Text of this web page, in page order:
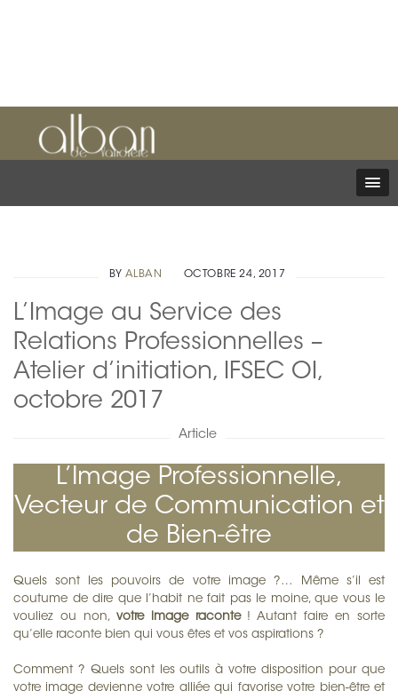
BY ALBAN OCTOBRE 24, 2017
L’Image au Service des
Relations Professionnelles –
Atelier d’initiation, IFSEC OI,
octobre 2017
Article
L’Image Professionnelle,
Vecteur de Communication et
de Bien-être
Quels sont les pouvoirs de votre image ?… Même s’il est
coutume de dire que l’habit ne fait pas le moine, que vous le
vouliez ou non, votre image raconte! Autant faire en sorte
qu’elle raconte bien qui vous êtes et vos aspirations ?
Comment ? Quels sont les outils à votre disposition pour que
votre image devienne votre alliée qui favorise votre bien-être et